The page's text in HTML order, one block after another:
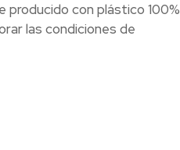
producido con plástico 100%
las condiciones de